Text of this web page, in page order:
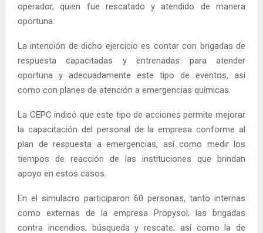
operador, quien fue rescatado y atendido de manera
oportuna.
La intención de dicho ejercicio es contar con brigadas de
respuesta capacitadas y entrenadas para atender
oportuna y adecuadamente este tipo de eventos, así
como con planes de atención a emergencias químicas.
La CEPC indicó que este tipo de acciones permite mejorar
la capacitación del personal de la empresa conforme al
plan de respuesta a emergencias, así como medir los
tiempos de reacción de las instituciones que brindan
apoyo en estos casos.
En el simulacro participaron 60 personas, tanto internas
como externas de la empresa Propysol; las brigadas
contra incendios, búsqueda y rescate; así como la de